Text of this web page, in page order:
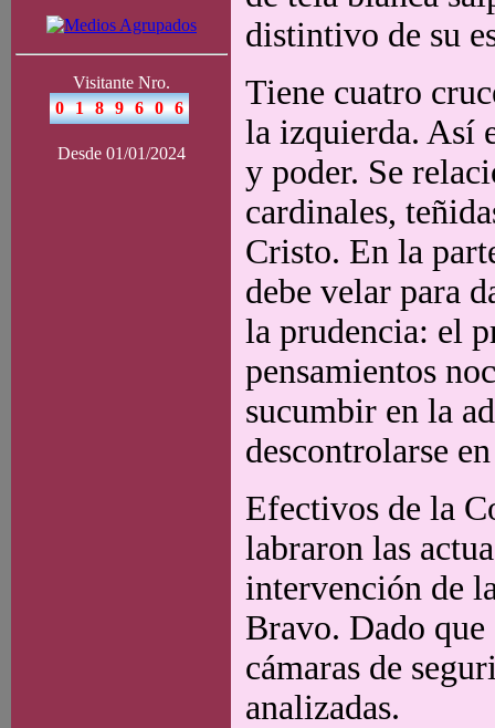
Visitante Nro.
Desde 01/01/2024
distintivo de su
Tiene cuatro
la izquierda. Así
y poder. Se
cardinales,
Cristo. En la
debe velar para
la prudencia: el
pensamientos
sucumbir en la
descontrolarse
Efectivos de la
labraron las
intervención de
Bravo. Dado
cámaras de
analizadas.